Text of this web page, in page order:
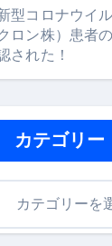
しない
者にも）
び方
型コロナウイ
ロン株）患者
された！
カテゴリー